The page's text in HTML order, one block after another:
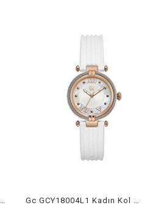
Gc GCY18006L5 Kadın Kol Saati Gc GCY18004L1 Kadın Kol Saati